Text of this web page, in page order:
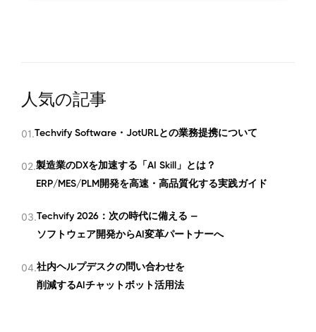
人気の記事
01.Techvify Software・JotURLとの業務提携について
02.製造業のDXを加速する「AI Skill」とは？
ERP/MES/PLM開発を高速・高品質化する実践ガイド
03.Techvify 2026：次の時代に備える —
ソフトウェア開発からAI変革パートナーへ
04.社内ヘルプデスクの問い合わせを
削減するAIチャットボット活用法